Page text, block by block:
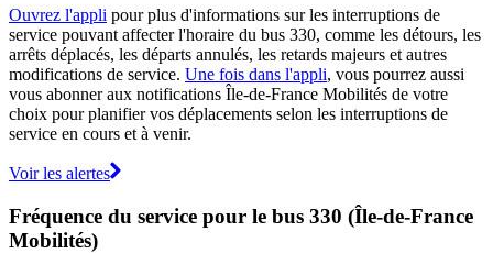
Ouvrez l'appli pour plus d'informations sur les interruptions de
service pouvant affecter l'horaire du bus 330, comme les détours, les
arrêts déplacés, les départs annulés, les retards majeurs et autres
modifications de service. Une fois dans l'appli, vous pourrez aussi
vous abonner aux notifications Île-de-France Mobilités de votre
choix pour planifier vos déplacements selon les interruptions de
service en cours et à venir.
Voir les alertes
Fréquence du service pour le bus 330 (Île-de-France
Mobilités)